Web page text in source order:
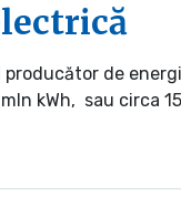
de
kWh, sau circa